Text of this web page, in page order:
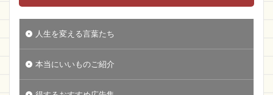
人生を変える言葉たち
本当にいいものご紹介